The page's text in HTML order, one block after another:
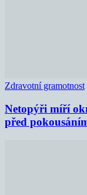
Zdravotní gramotnost
Netopýři míří
před